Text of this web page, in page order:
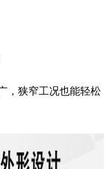
，狭窄工况也能轻松